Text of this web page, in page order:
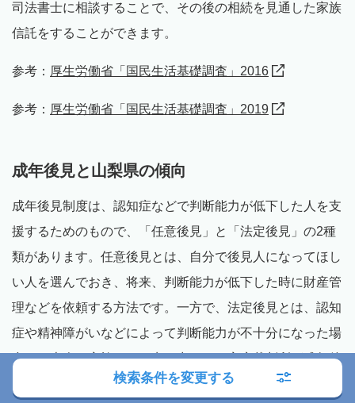
司法書士に相談することで、その後の相続を見通した家族
信託をすることができます。
参考： 厚生労働省「国民生活基礎調査」2016
参考： 厚生労働省「国民生活基礎調査」2019
成年後見と山梨県の傾向
成年後見制度は、認知症などで判断能力が低下した人を支
援するためのもので、「任意後見」と「法定後見」の2種
類があります。任意後見とは、自分で後見人になってほし
い人を選んでおき、将来、判断能力が低下した時に財産管
理などを依頼する方法です。一方で、法定後見とは、認知
症や精神障がいなどによって判断能力が不十分になった場
合に、本人や家族からの申し出により家庭裁判所が成年後
見人を選任する方法です。検索条件を変更する